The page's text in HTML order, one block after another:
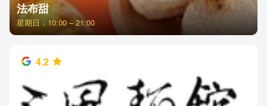
法布甜
星期日：10:00 – 21:00
4.2